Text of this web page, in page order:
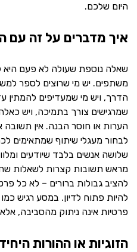
היום שלכם.
איך מדברים על זה עם
שאלה נוספת שעולה לא פעם היא
משתפים. יש מי שרוצים לספר
הדרך, ויש מי שמעדיפים להמתין
שמרגישים צורך בתמיכה, ויש
הערות או חוסר הבנה. אין
לבחור מעגלי שיתוף שמתאימים
שלושה אנשים בלבד שיודעים
מראש תשובות קצרות לשאלות
להציב גבולות ברורים – לא כל
להיות פתוח לדיון. במסע רגיש
פרטיות אינה ניתוק מהסביבה,
הזוגיות או ההורות